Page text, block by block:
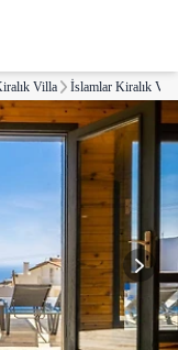
Villa İslamlar Kiralık Villa